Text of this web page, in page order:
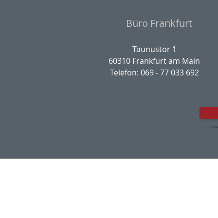
Büro Frankfurt
Taunustor 1
60310 Frankfurt am Main
Telefon: 069 - 77 033 692